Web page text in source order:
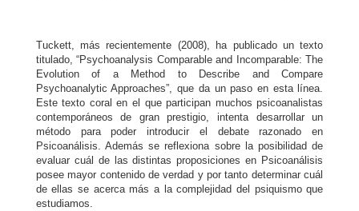
Tuckett, más recientemente (2008), ha publicado un texto
titulado, “Psychoanalysis Comparable and Incomparable: The
Evolution of a Method to Describe and Compare
Psychoanalytic Approaches”, que da un paso en esta línea.
Este texto coral en el que participan muchos psicoanalistas
contemporáneos de gran prestigio, intenta desarrollar un
método para poder introducir el debate razonado en
Psicoanálisis. Además se reflexiona sobre la posibilidad de
evaluar cuál de las distintas proposiciones en Psicoanálisis
posee mayor contenido de verdad y por tanto determinar cuál
de ellas se acerca más a la complejidad del psiquismo que
estudiamos.